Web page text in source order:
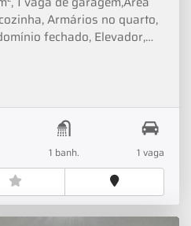
Armários no quarto,
fechado, Elevador,
R$
OK➤
Aprovamos seu
Próximo de Escolas,
Restaurantes,
Combustíveis,
(2 1) 3 4 0 0 - 7 0 7
na Redes Sociais >>>
1 banh. 1 vaga